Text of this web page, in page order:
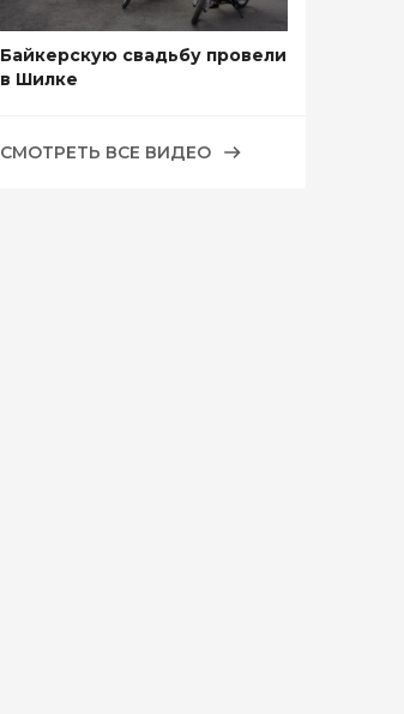
Байкерскую свадьбу провели
в Шилке
СМОТРЕТЬ ВСЕ ВИДЕО